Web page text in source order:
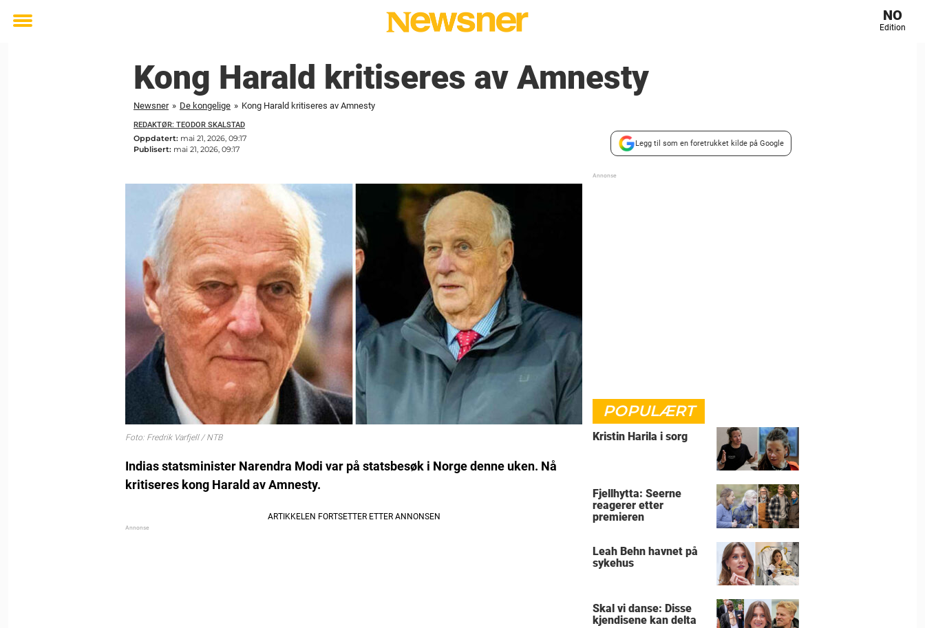
Toggle
NO
Edition
Kong Harald kritiseres av Amnesty
Newsner » De kongelige » Kong Harald kritiseres av Amnesty
REDAKTØR: TEODOR SKALSTAD
Oppdatert: mai 21, 2026, 09:17
Publisert: mai 21, 2026, 09:17
Legg til som en foretrukket kilde på Google
Foto: Fredrik Varfjell / NTB
Indias statsminister Narendra Modi var på statsbesøk i Norge denne uken. Nå
kritiseres kong Harald av Amnesty.
POPULÆRT
Kristin Harila i sorg
Fjellhytta: Seerne
reagerer etter
premieren
Leah Behn havnet på
sykehus
Skal vi danse: Disse
kjendisene kan delta